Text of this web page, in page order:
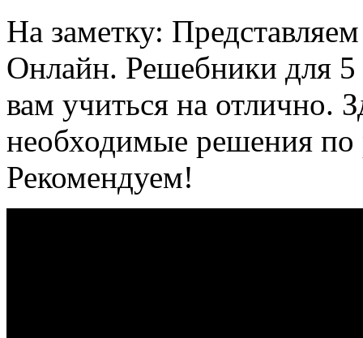
На заметку:
Онлайн. Решебники для 5
вам учиться на отлично.
необходимые решения
Рекомендуем!